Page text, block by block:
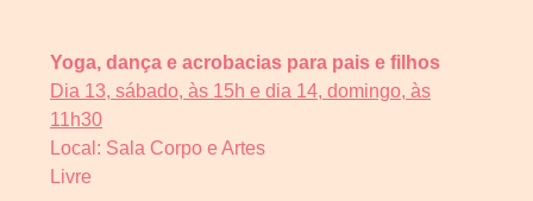
Yoga, dança e acrobacias para pais e filhos
Dia 13, sábado, às 15h e dia 14, domingo, às
11h30
Local: Sala Corpo e Artes
Livre